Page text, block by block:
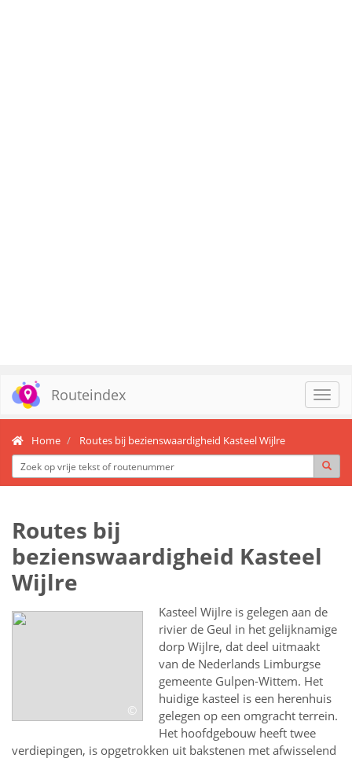
Routeindex
Home Routes bij bezienswaardigheid Kasteel Wijlre
Routes bij
bezienswaardigheid Kasteel
Wijlre
©
Kasteel Wijlre is gelegen aan de
rivier de Geul in het gelijknamige
dorp Wijlre, dat deel uitmaakt
van de Nederlands Limburgse
gemeente Gulpen-Wittem. Het
huidige kasteel is een herenhuis
gelegen op een omgracht terrein.
Het hoofdgebouw heeft twee
verdiepingen, is opgetrokken uit bakstenen met afwisselend